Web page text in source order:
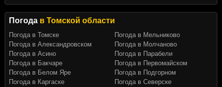
Погода в Томской области
Погода в Томске
Погода в Александровском
Погода в Асино
Погода в Бакчаре
Погода в Белом Яре
Погода в Каргаске
Погода в Мельниково
Погода в Молчаново
Погода в Парабели
Погода в Первомайском
Погода в Подгорном
Погода в Северске